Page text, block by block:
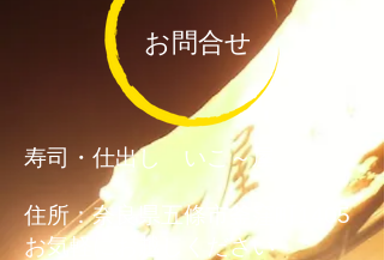
お問合せ
寿司・仕出し いこ～屋
住所：奈良県五條市釜窪町1405
お気軽にお越しください